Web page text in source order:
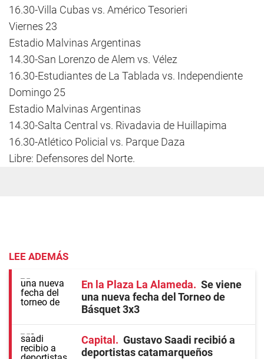
16.30-Villa Cubas vs. Américo Tesorieri
Viernes 23
Estadio Malvinas Argentinas
14.30-San Lorenzo de Alem vs. Vélez
16.30-Estudiantes de La Tablada vs. Independiente
Domingo 25
Estadio Malvinas Argentinas
14.30-Salta Central vs. Rivadavia de Huillapima
16.30-Atlético Policial vs. Parque Daza
Libre: Defensores del Norte.
LEE ADEMÁS
En la Plaza La Alameda
Se viene
una nueva fecha del Torneo de
Básquet 3x3
Capital
Gustavo Saadi recibió a
deportistas catamarqueños